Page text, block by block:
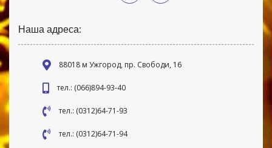
Наша адреса:
88018 м Ужгород, пр. Свободи, 16
тел.: (066)894-93-40
тел.: (0312)64-71-93
тел.: (0312)64-71-94